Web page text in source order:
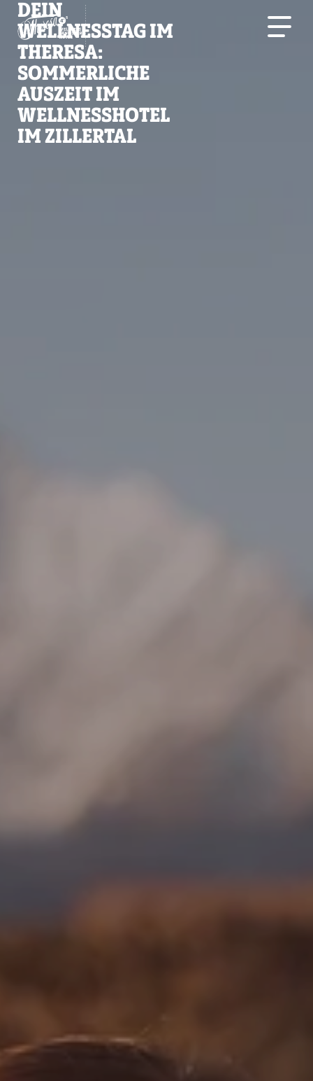
DEIN
WELLNESSTAG IM
THERESA:
SOMMERLICHE
AUSZEIT IM
WELLNESSHOTEL
IM ZILLERTAL